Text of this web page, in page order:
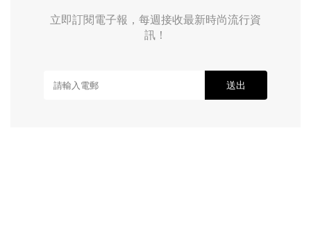
立即訂閱電子報，每週接收最新時尚流行資
訊！
送出